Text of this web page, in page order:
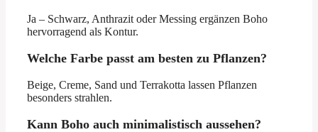
Ja – Schwarz, Anthrazit oder Messing ergänzen Boho
hervorragend als Kontur.
Welche Farbe passt am besten zu Pflanzen?
Beige, Creme, Sand und Terrakotta lassen Pflanzen
besonders strahlen.
Kann Boho auch minimalistisch aussehen?